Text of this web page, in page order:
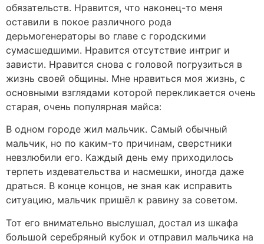
обязательств. Нравится, что наконец-то меня
оставили в покое различного рода
дерьмогенераторы во главе с городскими
сумасшедшими. Нравится отсутствие интриг и
зависти. Нравится снова с головой погрузиться в
жизнь своей общины. Мне нравиться моя жизнь, с
основными взглядами которой перекликается очень
старая, очень популярная майса:
В одном городе жил мальчик. Самый обычный
мальчик, но по каким-то причинам, сверстники
невзлюбили его. Каждый день ему приходилось
терпеть издевательства и насмешки, иногда даже
драться. В конце концов, не зная как исправить
ситуацию, мальчик пришёл к равину за советом.
Тот его внимательно выслушал, достал из шкафа
большой серебряный кубок и отправил мальчика на